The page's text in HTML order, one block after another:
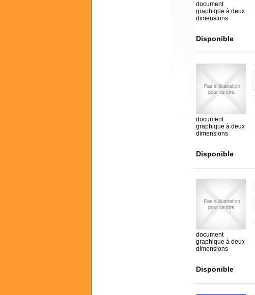
document
graphique à deux
dimensions
Disponible
document
graphique à deux
dimensions
Disponible
document
graphique à deux
dimensions
Disponible